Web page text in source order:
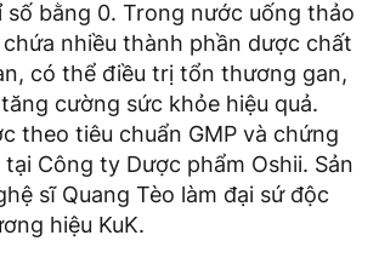
bằng 0. Trong nước uống thảo
nhiều thành phần dược chất
có thể điều trị tổn thương gan,
cường sức khỏe hiệu quả.
theo tiêu chuẩn GMP và chứng
Công ty Dược phẩm Oshii. Sản
sĩ Quang Tèo làm đại sứ độc
hiệu KuK.